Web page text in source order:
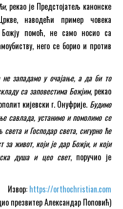
, рекао је Предстојатељ канонске
наводећи пример човека
Божју помоћ, не само носио са
него се борио и против
западамо у очајање, а да би то
са заповестима Божјим, рекао
кијевски г. Онуфрије. Будимо
савлада, устанимо и помолимо се
света и Господар света, сигурно ће
за живот, који је дар Божји, и који
душа и цео свет, поручио је
Извор: https://orthochristian.com
презвитер Александар Поповић)